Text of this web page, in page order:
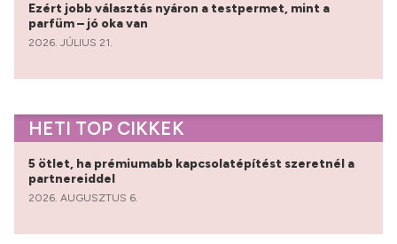
Ezért jobb választás nyáron a testpermet, mint a
parfüm – jó oka van
2026. JÚLIUS 21.
HETI TOP CIKKEK
5 ötlet, ha prémiumabb kapcsolatépítést szeretnél a
partnereiddel
2026. AUGUSZTUS 6.